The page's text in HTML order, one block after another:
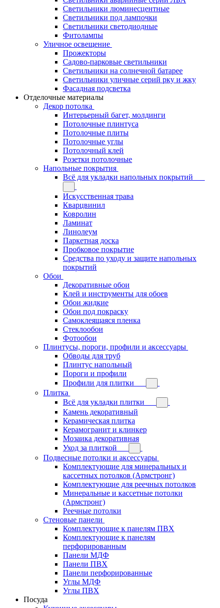
Светильники люминесцентные
Светильники под лампочки
Светильники светодиодные
Фитолампы
Уличное освещение
Прожекторы
Садово-парковые светильники
Светильники на солнечной батарее
Светильники уличные серий рку и жку
Фасадная подсветка
Отделочные материалы
Декор потолка
Интерьерный багет, молдинги
Потолочные плинтуса
Потолочные плиты
Потолочные углы
Потолочный клей
Розетки потолочные
Напольные покрытия
Всё для укладки напольных покрытий
Искусственная трава
Кварцвинил
Ковролин
Ламинат
Линолеум
Паркетная доска
Пробковое покрытие
Средства по уходу и защите напольных
покрытий
Обои
Декоративные обои
Клей и инструменты для обоев
Обои жидкие
Обои под покраску
Самоклеящаяся пленка
Стеклообои
Фотообои
Плинтусы, пороги, профили и аксессуары
Обводы для труб
Плинтус напольный
Пороги и профили
Профили для плитки
Плитка
Всё для укладки плитки
Камень декоративный
Керамическая плитка
Керамогранит и клинкер
Мозаика декоративная
Уход за плиткой
Подвесные потолки и аксессуары
Комплектующие для минеральных и
кассетных потолков (Армстронг)
Комплектующие для реечных потолков
Минеральные и кассетные потолки
(Армстронг)
Реечные потолки
Стеновые панели
Комплектующие к панелям ПВХ
Комплектующие к панелям
перфорированным
Панели МДФ
Панели ПВХ
Панели перфорированные
Углы МДФ
Углы ПВХ
Посуда